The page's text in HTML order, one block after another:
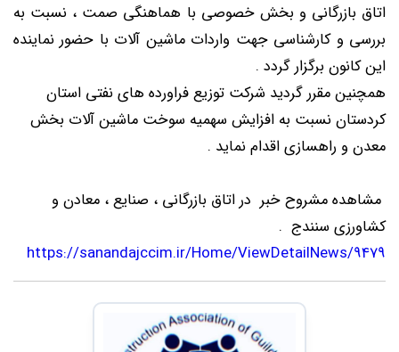
اتاق بازرگانی و بخش خصوصی با هماهنگی صمت ، نسبت به
بررسی و کارشناسی جهت واردات ماشین آلات با حضور نماینده
این کانون برگزار گردد .
همچنین مقرر گردید شرکت توزیع فراورده های نفتی استان
کردستان نسبت به افزایش سهمیه سوخت ماشین آلات بخش
معدن و راهسازی اقدام نماید .
مشاهده مشروح خبر در اتاق بازرگانی ، صنایع ، معادن و
کشاورزی سنندج .
https://sanandajccim.ir/Home/ViewDetailNews/9479